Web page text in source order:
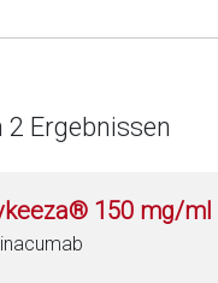
2 Ergebnissen
150 mg/